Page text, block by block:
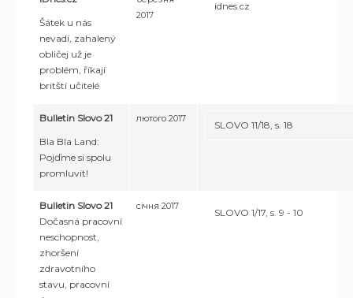
Šátek u nás
nevadí, zahalený
obličej už je
problém, říkají
britští učitelé
2017
idnes.cz
Bulletin Slovo 21
Bla Bla Land:
Pojďme si spolu
promluvit!
лютого 2017
SLOVO 11/18, s. 18
Bulletin Slovo 21
Dočasná pracovní
neschopnost,
zhoršení
zdravotního
stavu, pracovní
січня 2017
SLOVO 1/17, s. 9 - 10